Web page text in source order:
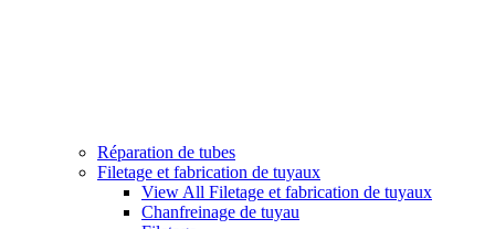
Réparation de tubes
Filetage et fabrication de tuyaux
View All Filetage et fabrication de tuyaux
Chanfreinage de tuyau